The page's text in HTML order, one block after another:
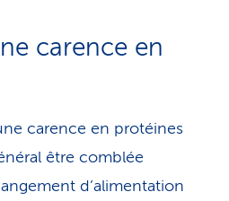
carence en
carence en protéines
être comblée
d’alimentation